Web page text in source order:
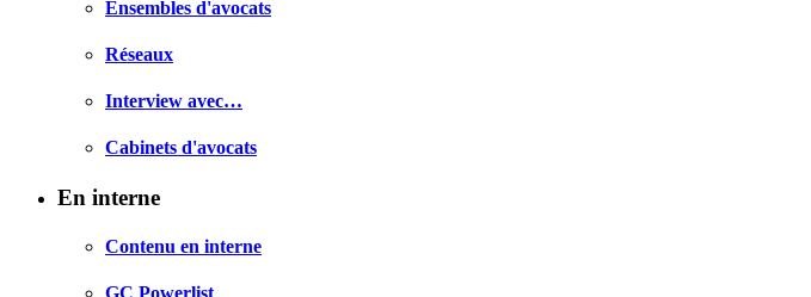
Ensembles d'avocats
Réseaux
Interview avec…
Cabinets d'avocats
En interne
Contenu en interne